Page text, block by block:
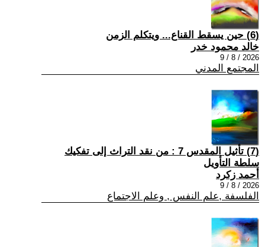
(6) حين يسقط القناع... ويتكلم الزمن
خالد محمود خدر
2026 / 8 / 9
المجتمع المدني
(7) تأثيل المقدس 7 : من نقد التراث إلى تفكيك
سلطة التأويل
أحمد زكرد
2026 / 8 / 9
الفلسفة ,علم النفس , وعلم الاجتماع